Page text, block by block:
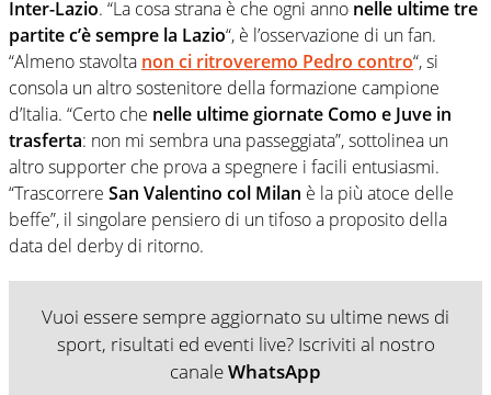
Inter-Lazio. “La cosa strana è che ogni anno nelle ultime tre
partite c’è sempre la Lazio“, è l’osservazione di un fan.
“Almeno stavolta non ci ritroveremo Pedro contro“, si
consola un altro sostenitore della formazione campione
d’Italia. “Certo che nelle ultime giornate Como e Juve in
trasferta: non mi sembra una passeggiata”, sottolinea un
altro supporter che prova a spegnere i facili entusiasmi.
“Trascorrere San Valentino col Milan è la più atoce delle
beffe”, il singolare pensiero di un tifoso a proposito della
data del derby di ritorno.
Vuoi essere sempre aggiornato su ultime news di
sport, risultati ed eventi live? Iscriviti al nostro
canaleWhatsApp